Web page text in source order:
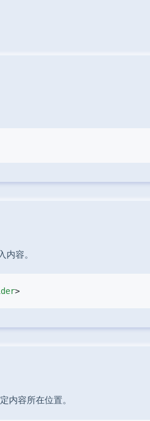
容。
内容所在位置。